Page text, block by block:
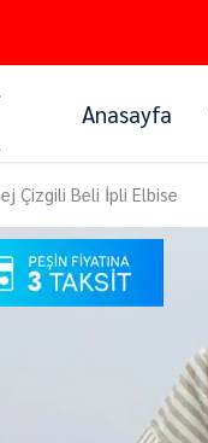
Anasayfa
Çizgili Beli İpli Elbise